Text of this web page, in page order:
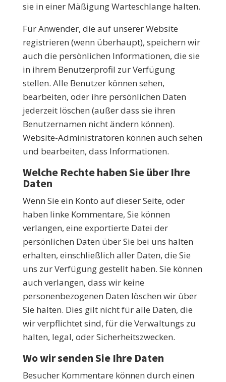
sie in einer Mäßigung Warteschlange halten.
Für Anwender, die auf unserer Website
registrieren (wenn überhaupt), speichern wir
auch die persönlichen Informationen, die sie
in ihrem Benutzerprofil zur Verfügung
stellen. Alle Benutzer können sehen,
bearbeiten, oder ihre persönlichen Daten
jederzeit löschen (außer dass sie ihren
Benutzernamen nicht ändern können).
Website-Administratoren können auch sehen
und bearbeiten, dass Informationen.
Welche Rechte haben Sie über Ihre
Daten
Wenn Sie ein Konto auf dieser Seite, oder
haben linke Kommentare, Sie können
verlangen, eine exportierte Datei der
persönlichen Daten über Sie bei uns halten
erhalten, einschließlich aller Daten, die Sie
uns zur Verfügung gestellt haben. Sie können
auch verlangen, dass wir keine
personenbezogenen Daten löschen wir über
Sie halten. Dies gilt nicht für alle Daten, die
wir verpflichtet sind, für die Verwaltungs zu
halten, legal, oder Sicherheitszwecken.
Wo wir senden Sie Ihre Daten
Besucher Kommentare können durch einen